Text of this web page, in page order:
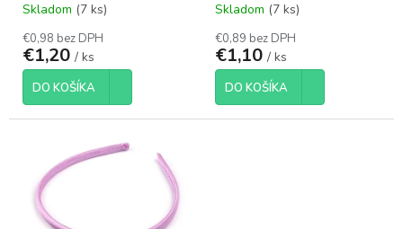
t
o
v
Skladom (7 ks)
€0,98 bez DPH
€1,20 / ks
DO KOŠÍKA
Skladom (7 ks)
€0,89 bez DPH
€1,10 / ks
DO KOŠÍKA